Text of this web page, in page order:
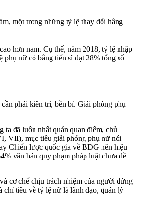
một trong những tỷ lệ thay đổi hằng
hơn nam. Cụ thể, năm 2018, tỷ lệ nhập
phụ nữ có bằng tiến sĩ đạt 28% tổng số
phải kiên trì, bền bỉ. Giải phóng phụ
đã luôn nhất quán quan điểm, chủ
VII), mục tiêu giải phóng phụ nữ nói
Chiến lược quốc gia về BĐG nên hiệu
văn bản quy phạm pháp luật chưa đề
cơ chế chịu trách nhiệm của người đứng
chỉ tiêu về tỷ lệ nữ là lãnh đạo, quản lý